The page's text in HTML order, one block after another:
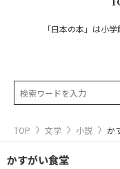
「日本の本」は小
TOP 文学 小説 か
かすがい食堂